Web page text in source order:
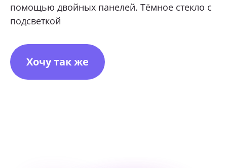
помощью двойных панелей. Тёмное стекло с
подсветкой
Хочу так же